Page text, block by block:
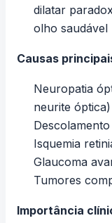
dilatar
olho saudável
Causas
Neuropatia
neurite óptica)
Isquemia
Glaucoma
Tumores
Importância